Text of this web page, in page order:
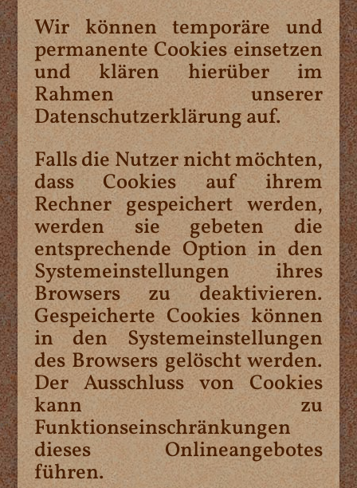
Wir können temporäre und
permanente Cookies einsetzen
und klären hierüber im
Rahmen unserer
Datenschutzerklärung auf.
Falls die Nutzer nicht möchten,
dass Cookies auf ihrem
Rechner gespeichert werden,
werden sie gebeten die
entsprechende Option in den
Systemeinstellungen ihres
Browsers zu deaktivieren.
Gespeicherte Cookies können
in den Systemeinstellungen
des Browsers gelöscht werden.
Der Ausschluss von Cookies
kann zu
Funktionseinschränkungen
dieses Onlineangebotes
führen.